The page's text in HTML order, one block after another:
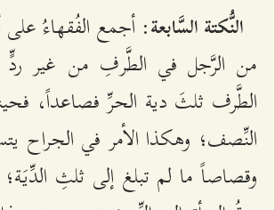
النُّكتة السَّابعة: أجمع الفُقهاءُ على
من الرَّجل في الطَّرفِ من غير ردٍّ
الطَّرف ثلثَ دية الحرِّ فصاعداً،
النِّصف؛ وهكذا الأمر في الجراح
وقصاصاً ما لم تبلغ إلى ثلثِ